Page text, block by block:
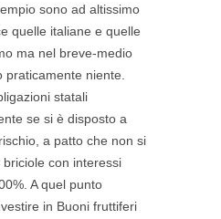
sono ad altissimo
quelle italiane e quelle
ma nel breve-medio
niente.
statali
se si è disposto a
a patto che non si
con interessi
A quel punto
in Buoni fruttiferi